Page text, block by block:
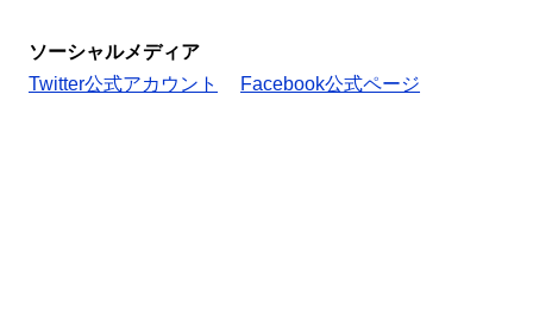
ソーシャルメディア
Twitter公式アカウント
Facebook公式ページ